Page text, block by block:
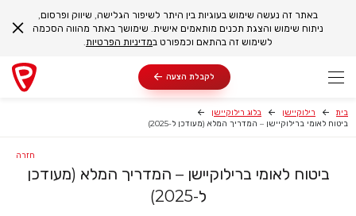
באתר זה נעשה שימוש בעוגיות בין היתר לשיפור הגלישה, שיווק ופרסום,
ניתוח שימוש והצגת תכנים מותאמים אישית. שימושך באתר מהווה הסכמה
לשימוש זה בהתאם וכמפורט במדיניות הפרטיות.
לקבלת הצעה
בית רילוקיישן
בלוג רילוקיישן
ביטוח לאומי ברילוקיישן – המדריך המלא (מעודכן ל-2025)
חזרה
ביטוח לאומי ברילוקיישן – המדריך המלא (מעודכן
ל-2025)